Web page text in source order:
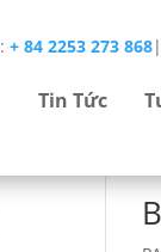
+ 84 2253 273 868|
Tin Tức